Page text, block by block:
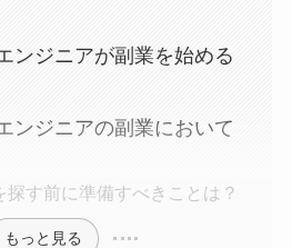
ンジニアが副業を始める
ンジニアの副業において
探す前に準備すべきことは？
もっと見る